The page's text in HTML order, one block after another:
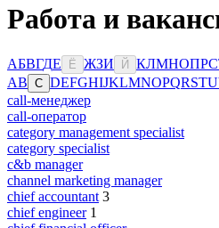
Работа и
АБВГДЕ Ё ЖЗИ Й КЛМНОПРС
AB C DEFGHIJKLMNOPQRSTU
call-менеджер
call-оператор
category management specialist
category specialist
c&b manager
channel marketing manager
chief accountant 3
chief engineer 1